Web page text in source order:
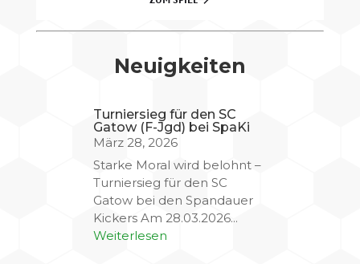
Neuigkeiten
Turniersieg für den SC
Gatow (F-Jgd) bei SpaKi
März 28, 2026
Starke Moral wird belohnt –
Turniersieg für den SC
Gatow bei den Spandauer
Kickers Am 28.03.2026...
Weiterlesen